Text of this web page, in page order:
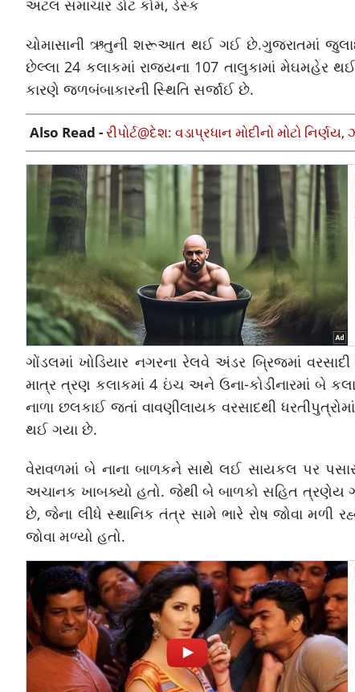
અટલ સમાચાર ડોટ કોમ, ડેસ્ક
ચોમાસાની ઋતુની શરૂઆત થઈ ગઈ છે.ગુજરાતમાં
છેલ્લા 24 કલાકમાં રાજ્યના 107 તાલુકામાં મેઘમહેર
કારણે જળબંબાકારની સ્થિતિ સર્જાઈ છે.
Also Read -રીપોર્ટ@દેશ: વડાપ્રધાન મોદીનો મોટો
ગોંડલમાં ખોડિયાર નગરના રેલવે અંડર બ્રિજમાં વરસાદી
માત્ર ત્રણ કલાકમાં 4 ઇંચ અને ઉના-કોડીનારમાં બે
નાળા છલકાઈ જતાં વાવણીલાયક વરસાદથી
થઈ ગયા છે.
વેરાવળમાં બે નાના બાળકને સાથે લઈ સાયકલ પર
અચાનક ખાબક્યો હતો. જેથી બે બાળકો સહિત ત્રણેય
છે, જેના લીધે સ્થાનિક તંત્ર સામે ભારે રોષ જોવા મળી
જોવા મળ્યો હતો.